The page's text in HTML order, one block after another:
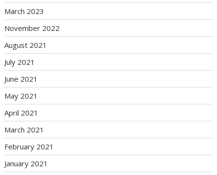
March 2023
November 2022
August 2021
July 2021
June 2021
May 2021
April 2021
March 2021
February 2021
January 2021